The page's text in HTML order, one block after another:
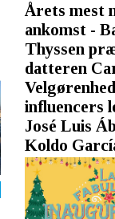
Årets mest
ankomst -
Thyssen
datteren
influencers
José Luis
Koldo